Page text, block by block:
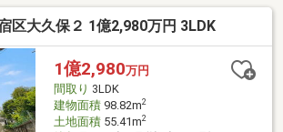
〇お客様
ただき、ご希望に沿った物件をご紹介いた
指定の場所まで送迎も行っております。土
仕事終わりの時間帯、平日でもご案内いた
など、お気軽にお問合せください！
区大久保２ 1億2,980万円 3LDK
1億2,980万円
間取り 3LDK
建物面積98.82m2
土地面積55.41m2